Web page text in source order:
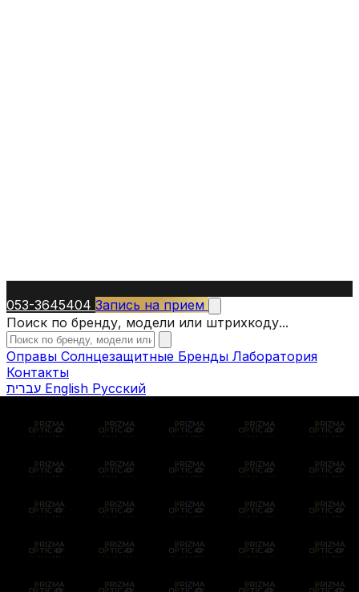
053-3645404 Запись на прием
Поиск по бренду, модели или штрихкоду...
Оправы Солнцезащитные Бренды Лаборатория
Контакты
English Русский